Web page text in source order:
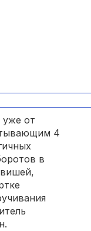
уже от
4
в